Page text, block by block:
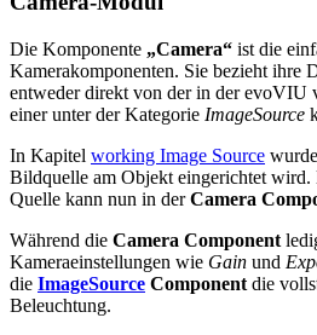
Die Komponente „Camera“ ist die
Kamerakomponenten. Sie bezieht ihre
entweder direkt von der in der evoVIU
einer unter der Kategorie ImageSource
In Kapitel working Image Source
Bildquelle am Objekt eingerichtet
Quelle kann nun in derCamera
Während die Camera Component
Kameraeinstellungen wie Gain und
die ImageSource Component die
Beleuchtung.